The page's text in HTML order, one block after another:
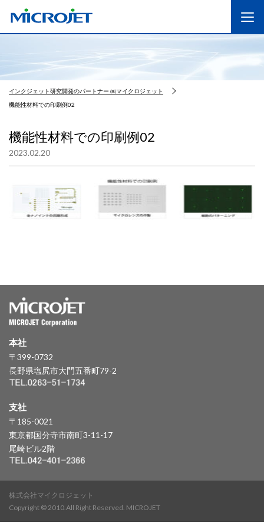
インクジェット研究開発のパートナー ㈱マイクロジェット
機能性材料での印刷例02
機能性材料での印刷例02
2023.02.20
本社
〒399-0732
長野県塩尻市大門五番町79-2
支社
〒185-0021
東京都国分寺市南町3-11-17
尾崎ビル2階
株式会社マイクロジェット
Copyright © 2010.All Right Reserved. MICROJET